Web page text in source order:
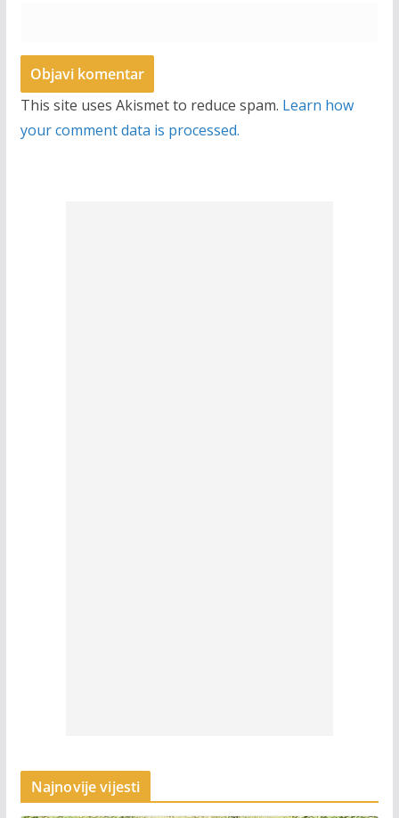
This site uses Akismet to reduce spam. Learn how
your comment data is processed.
Najnovije vijesti